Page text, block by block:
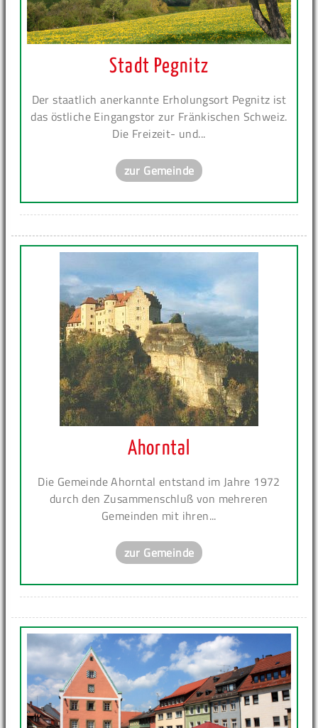
Stadt Pegnitz
Der staatlich anerkannte Erholungsort Pegnitz ist
das östliche Eingangstor zur Fränkischen Schweiz.
Die Freizeit- und...
zur Gemeinde
Ahorntal
Die Gemeinde Ahorntal entstand im Jahre 1972
durch den Zusammenschluß von mehreren
Gemeinden mit ihren...
zur Gemeinde